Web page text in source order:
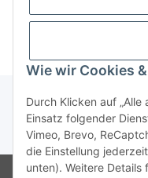
Wie wir Cookies
Durch Klicken auf
Einsatz folgender
Vimeo, Brevo,
die Einstellung
unten). Weitere Details
* Alle Preise inkl. gesetzlicher
©